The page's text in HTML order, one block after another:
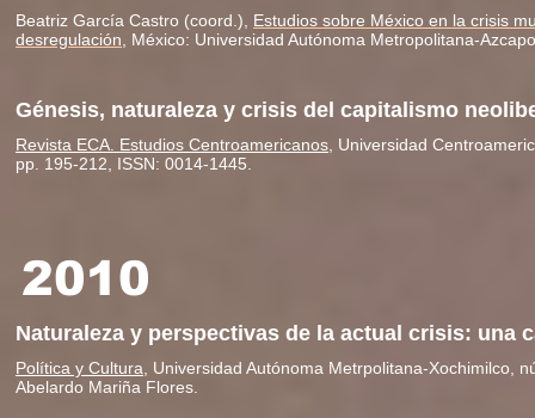
Beatriz García Castro (coord.), Estudios sobre México en la crisis
desregulación , México: Universidad Autónoma Metropolitana-
Génesis, naturaleza y crisis del capitalismo
Revista ECA. Estudios Centroamericanos , Universidad
pp. 195-212, ISSN: 0014-1445.
2010
Naturaleza y perspectivas de la actual crisis: una
Política y Cultura , Universidad Autónoma Metrpolitana-Xochimilco,
Abelardo Mariña Flores.